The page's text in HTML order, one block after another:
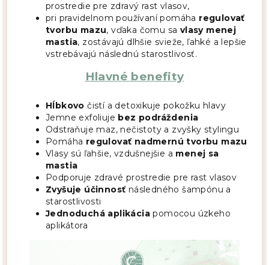
prostredie pre zdravý rast vlasov,
pri pravidelnom používaní pomáha regulovať
tvorbu mazu, vďaka čomu sa vlasy menej
mastia, zostávajú dlhšie svieže, ľahké a lepšie
vstrebávajú následnú starostlivosť.
Hlavné benefity
Hĺbkovo čistí a detoxikuje pokožku hlavy
Jemne exfoliuje bez podráždenia
Odstraňuje maz, nečistoty a zvyšky stylingu
Pomáha regulovať nadmernú tvorbu mazu
Vlasy sú ľahšie, vzdušnejšie a menej sa
mastia
Podporuje zdravé prostredie pre rast vlasov
Zvyšuje účinnosť následného šampónu a
starostlivosti
Jednoduchá aplikácia pomocou úzkeho
aplikátora